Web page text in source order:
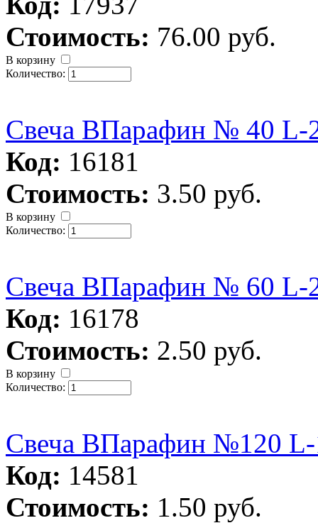
Стоимость: 76.00 руб.
В корзину
Количество:
Свеча ВПарафин № 40 L-
Код: 16181
Стоимость: 3.50 руб.
В корзину
Количество:
Свеча ВПарафин № 60 L-
Код: 16178
Стоимость: 2.50 руб.
В корзину
Количество:
Свеча ВПарафин №120
Код: 14581
Стоимость: 1.50 руб.